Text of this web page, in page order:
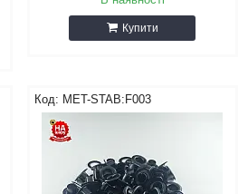
Купити
MET-STAB:F003